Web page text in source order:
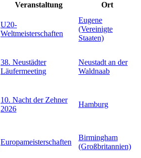
Veranstaltung Ort
U20-
Weltmeisterschaften
Eugene
(Vereinigte
Staaten)
38. Neustädter
Läufermeeting
Neustadt an der
Waldnaab
10. Nacht der Zehner
2026
Hamburg
Europameisterschaften
Birmingham
(Großbritannien)